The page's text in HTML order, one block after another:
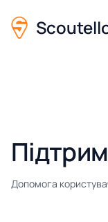
Допомога